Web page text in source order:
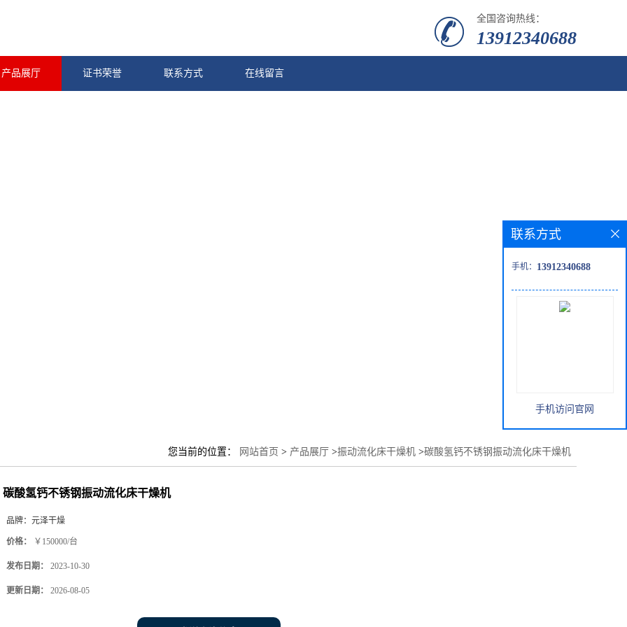
全国咨询热线：
13912340688
产品展厅 证书荣誉 联系方式 在线留言
您当前的位置： 网站首页 > 产品展厅 >振动流化床干燥机 >碳酸氢钙不锈钢振动流化床干燥机
碳酸氢钙不锈钢振动流化床干燥机
品牌： 元泽干燥
价格： ￥150000/台
发布日期： 2023-10-30
更新日期： 2026-08-05
联系方式
手机： 13912340688
手机访问官网